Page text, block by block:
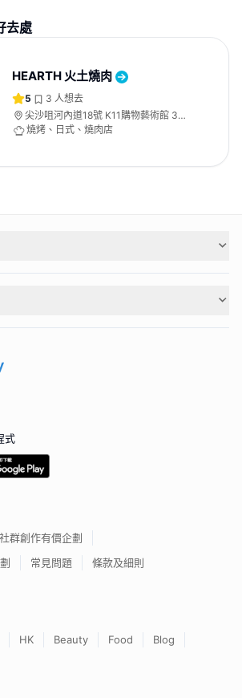
去處
HEARTH 火土燒肉
5 3 人想去
尖沙咀河內道18號 K11購物藝術館 3樓
314號舖
燒烤、日式、燒肉店
式
社群創作有價企劃
常見問題 條款及細則
HK Beauty Food
Blog